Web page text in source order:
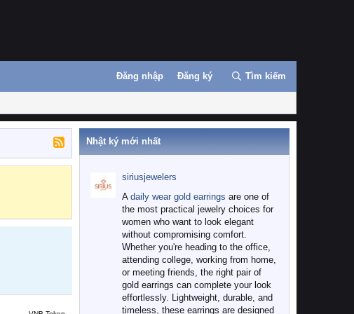
Đăng nhập Đăng ký Tìm kiếm
Nhật ký mới nhất
siriusjewelers
A daily wear gold earrings are one of
the most practical jewelry choices for
women who want to look elegant
without compromising comfort.
Whether you're heading to the office,
attending college, working from home,
or meeting friends, the right pair of
gold earrings can complete your look
effortlessly. Lightweight, durable, and
timeless, these earrings are designed